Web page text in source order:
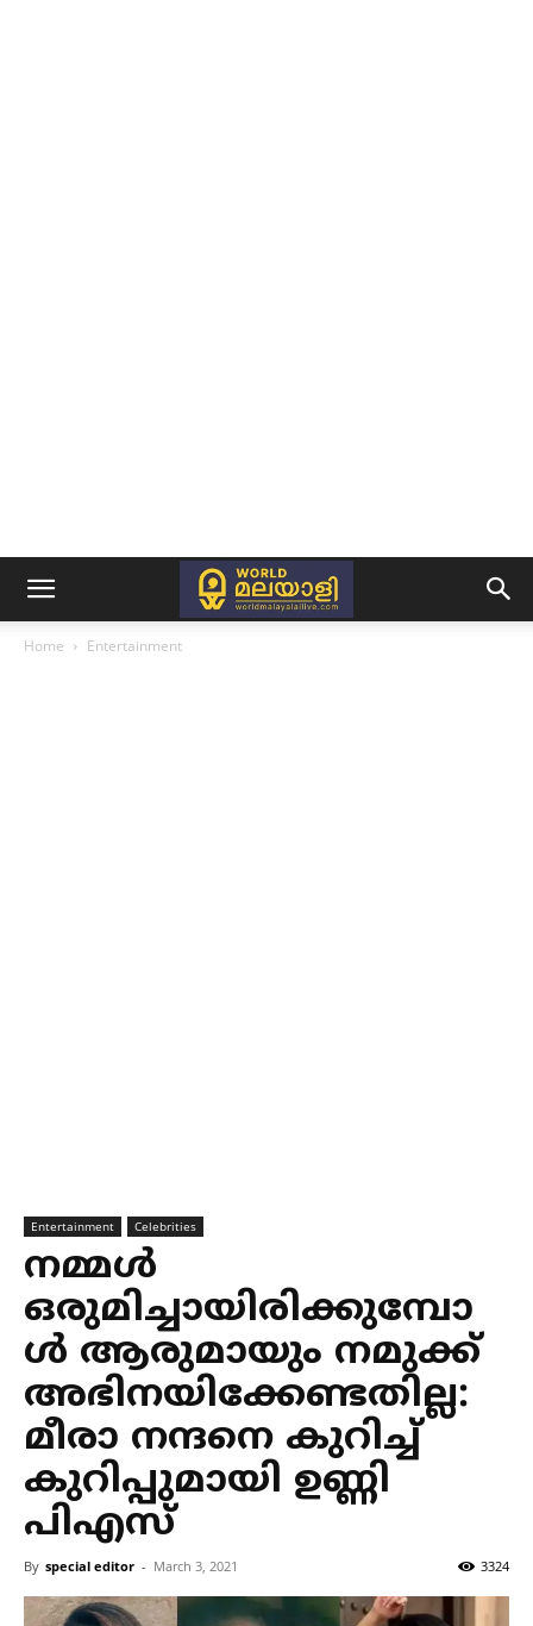
Home Entertainment
Entertainment Celebrities
നമ്മൾ
ഒരുമിച്ചായിരിക്കുമ്പോ
ൾ ആരുമായും നമുക്ക്
അഭിനയിക്കേണ്ടതില്ല:
മീരാ നന്ദനെ കുറിച്ച്
കുറിപ്പുമായി ഉണ്ണി
പിഎസ്
By special editor - March 3, 2021 3324